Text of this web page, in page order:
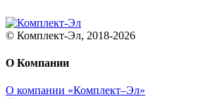
© Комплект-Эл, 2018-2026
О Компании
О компании «Комплект–Эл»